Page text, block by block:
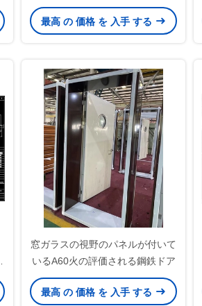
火性の両開きドア
最高 の 価格 を 入手 する
窓ガラスの視野のパネルが付いて
いるA60火の評価される鋼鉄ドア
最高 の 価格 を 入手 する